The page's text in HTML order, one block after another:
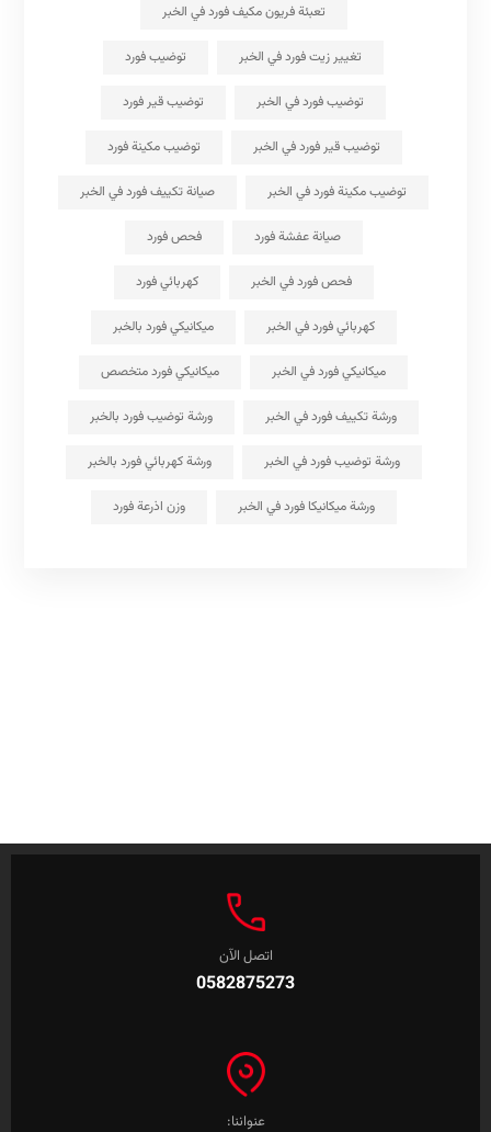
تعبئة فريون مكيف فورد في الخبر
تغيير زيت فورد في الخبر توضيب فورد
توضيب فورد في الخبر توضيب قير فورد
توضيب قير فورد في الخبر توضيب مكينة فورد
توضيب مكينة فورد في الخبر صيانة تكييف فورد في الخبر
صيانة عفشة فورد فحص فورد
فحص فورد في الخبر كهربائي فورد
كهربائي فورد في الخبر ميكانيكي فورد بالخبر
ميكانيكي فورد في الخبر ميكانيكي فورد متخصص
ورشة تكييف فورد في الخبر ورشة توضيب فورد بالخبر
ورشة توضيب فورد في الخبر ورشة كهربائي فورد بالخبر
ورشة ميكانيكا فورد في الخبر وزن اذرعة فورد
اتصل الآن
0582875273
عنواننا: